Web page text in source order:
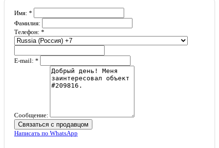
Имя: *
Фамилия:
Телефон: *
E-mail: *
Сообщение:
Связаться с продавцом
Написать по WhatsApp